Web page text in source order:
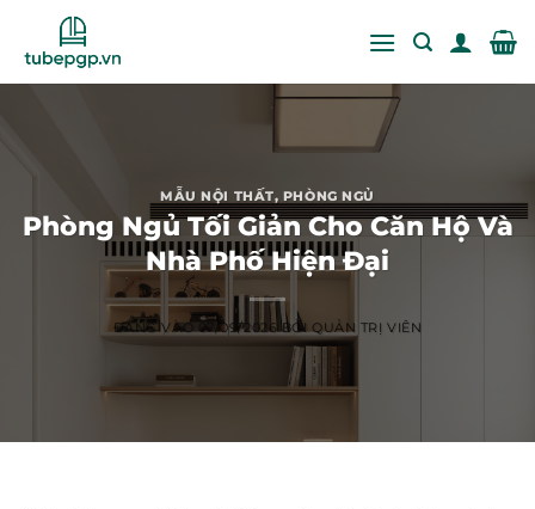
MẪU NỘI THẤT, PHÒNG NGỦ
Phòng Ngủ Tối Giản Cho Căn Hộ Và
Nhà Phố Hiện Đại
ĐĂNG VÀO07/09/2026 BỞIQUẢN TRỊ VIÊN